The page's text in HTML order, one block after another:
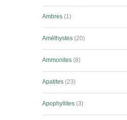
Ambres 1
Améthystes 20
Ammonites 8
Apatites 23
Apophyllites 3